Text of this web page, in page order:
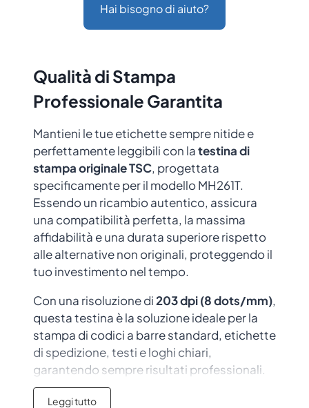
Hai bisogno di aiuto?
Qualità di Stampa
Professionale Garantita
Mantieni le tue etichette sempre nitide e
perfettamente leggibili con latestina di
stampa originale TSC, progettata
specificamente per il modello MH261T.
Essendo un ricambio autentico, assicura
una compatibilità perfetta, la massima
affidabilità e una durata superiore rispetto
alle alternative non originali, proteggendo il
tuo investimento nel tempo.
Con una risoluzione di203 dpi (8 dots/mm),
questa testina è la soluzione ideale per la
stampa di codici a barre standard, etichette
di spedizione, testi e loghi chiari,
garantendo sempre risultati professionali.
Ripristina le Prestazioni della
Leggi tutto